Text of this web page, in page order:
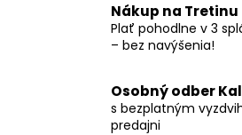
Nákup na Tretinu
Plať pohodlne v 3
– bez navýšenia!
Osobný odber
s bezplatným
predajni